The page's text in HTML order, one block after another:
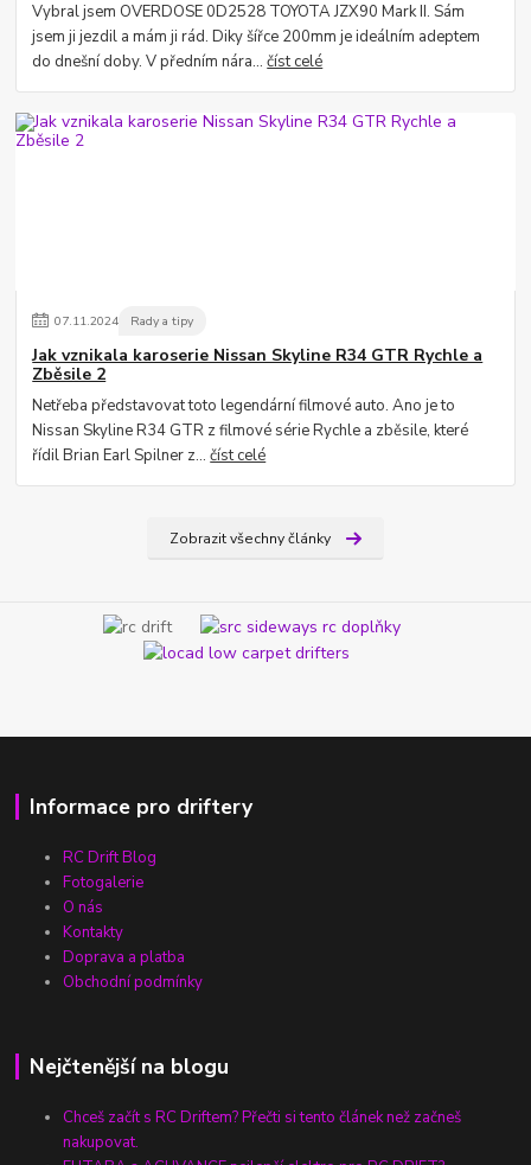
Vybral jsem OVERDOSE 0D2528 TOYOTA JZX90 Mark II. Sám
jsem ji jezdil a mám ji rád. Diky šířce 200mm je ideálním adeptem
do dnešní doby. V předním nára...číst celé
07.11.2024 Rady a tipy
Jak vznikala karoserie Nissan Skyline R34 GTR Rychle a
Zběsile 2
Netřeba představovat toto legendární filmové auto. Ano je to
Nissan Skyline R34 GTR z filmové série Rychle a zběsile, které
řídil Brian Earl Spilner z...číst celé
Zobrazit všechny články
Informace pro driftery
RC Drift Blog
Fotogalerie
O nás
Kontakty
Doprava a platba
Obchodní podmínky
Nejčtenější na blogu
Chceš začít s RC Driftem? Přečti si tento článek než začneš
nakupovat.